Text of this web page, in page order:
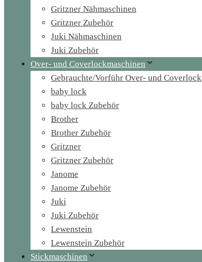
Gritzner Nähmaschinen
Gritzner Zubehör
Juki Nähmaschinen
Juki Zubehör
Over- und Coverlockmaschinen
Gebrauchte/Vorführ Over- und Coverlock
baby lock
baby lock Zubehör
Brother
Brother Zubehör
Gritzner
Gritzner Zubehör
Janome
Janome Zubehör
Juki
Juki Zubehör
Lewenstein
Lewenstein Zubehör
Stickmaschinen